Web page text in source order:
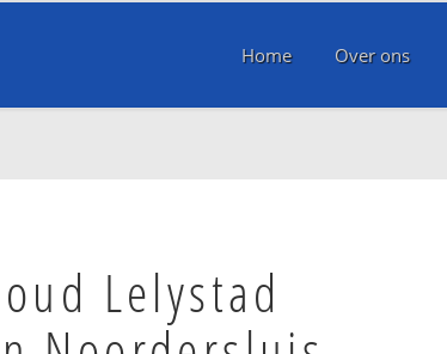
Home Over ons
Lelystad